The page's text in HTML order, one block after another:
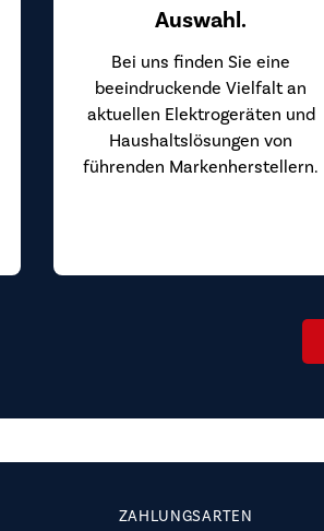
Auswahl.
Bei uns finden Sie eine
beeindruckende Vielfalt an
aktuellen Elektrogeräten und
Haushaltslösungen von
führenden Markenherstellern.
ZAHLUNGSARTEN